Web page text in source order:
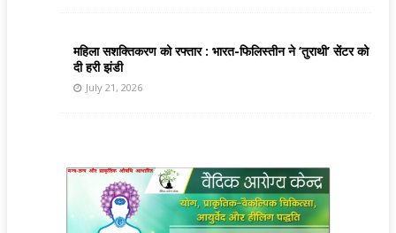
महिला सशक्तिकरण को रफ्तार : भारत-फिलिस्तीन ने ‘तुराथी’ सेंटर को
दी हरी झंडी
July 21, 2026